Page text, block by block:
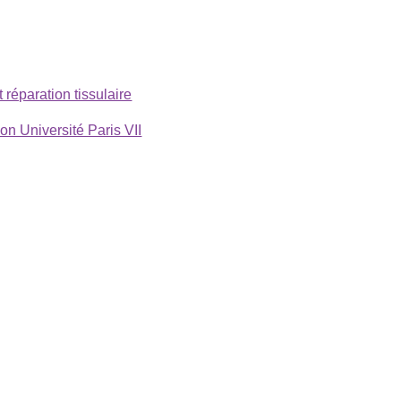
réparation tissulaire
Université Paris VII